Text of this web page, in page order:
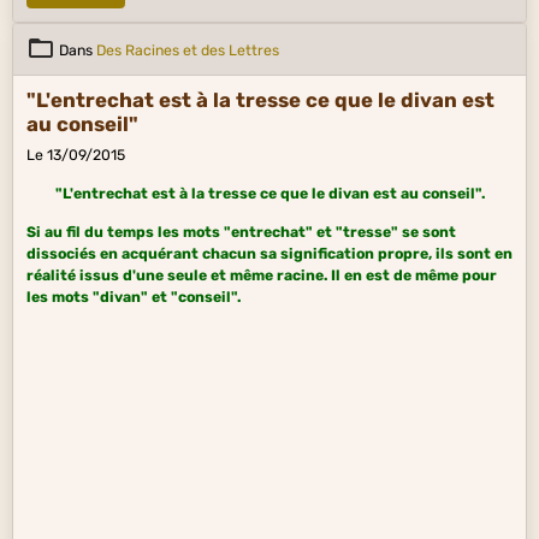
trop vivement paraître sur leur visage l’indignation qu’ils
sous le joug, et, ce qui est en quelque sorte plus accablant,
passent sous les yeux des ennemis."
Dans Des Racines et des Lettres
"L'entrechat est à la tresse ce que le divan est
au conseil"
Le 13/09/2015
"L'entrechat est à la tresse ce que le divan est au conseil".
Si au fil du temps les mots "entrechat" et "tresse" se sont
dissociés en acquérant chacun sa signification propre, ils sont en
réalité issus d'une seule et même racine. Il en est de même pour
les mots "divan" et "conseil".